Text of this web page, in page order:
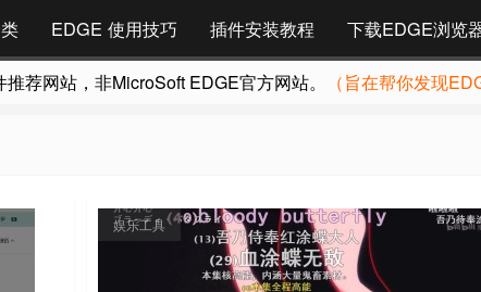
EDGE 使用技巧 插件安装教程 下载EDGE浏览
荐网站，非MicroSoft EDGE官方网站。 （旨在帮你发现
娱乐工具